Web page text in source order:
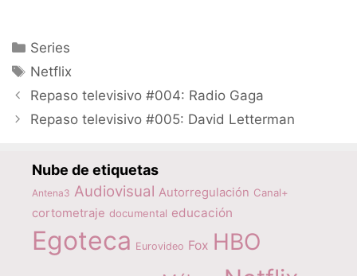
Categorías
Series
Etiquetas
Netflix
Repaso televisivo #004: Radio Gaga
Repaso televisivo #005: David Letterman
Nube de etiquetas
Antena3 Audiovisual Autorregulación Canal+
cortometraje documental educación
Egoteca Eurovideo Fox HBO